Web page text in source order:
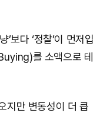
보다 ‘정찰’이 먼저입
를 소액으로 테
지만 변동성이 더 큽